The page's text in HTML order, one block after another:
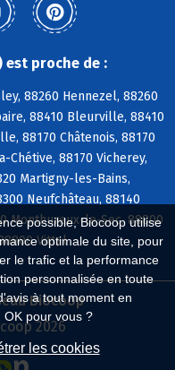
possible, Biocoop utilise
optimale du site, pour
le trafic et la performance
personnalisée en toute
à tout moment en
OK pour vous ?
les cookies
est proche de :
88260 Hennezel, 88260
88410 Bleurville, 88410
88170 Châtenois, 88170
88170 Vicherey,
Martigny-les-Bains,
Neufchâteau, 88140
Monthureux-le-Sec, 88800
Vittel
Biocoop
2026